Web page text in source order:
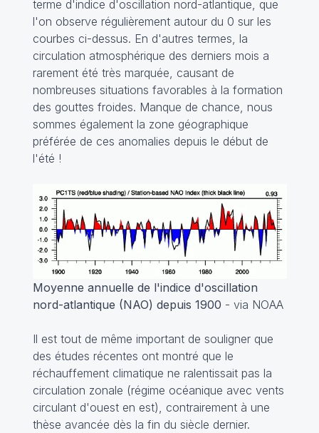
terme d'indice d'oscillation nord-atlantique, que
l'on observe régulièrement autour du 0 sur les
courbes ci-dessus. En d'autres termes, la
circulation atmosphérique des derniers mois a
rarement été très marquée, causant de
nombreuses situations favorables à la formation
des gouttes froides. Manque de chance, nous
sommes également la zone géographique
préférée de ces anomalies depuis le début de
l'été !
Moyenne annuelle de l'indice d'oscillation
nord-atlantique (NAO) depuis 1900 - via NOAA
Il est tout de même important de souligner que
des études récentes ont montré que le
réchauffement climatique ne ralentissait pas la
circulation zonale (régime océanique avec vents
circulant d'ouest en est), contrairement à une
thèse avancée dès la fin du siècle dernier.